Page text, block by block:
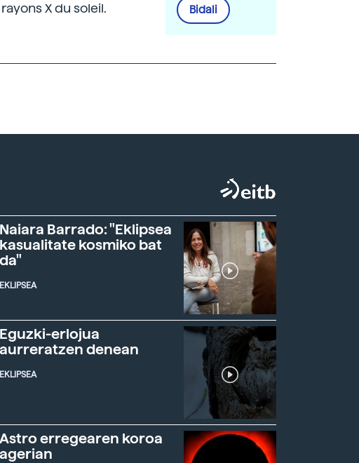
X du soleil.
Bidali
Naiara Barrado: "Eklipsea
kasualitate kosmiko bat
da"
EKLIPSEA
Eguzki-erlojua
aurreratzen denean
EKLIPSEA
Astro erregearen koroa
agerian